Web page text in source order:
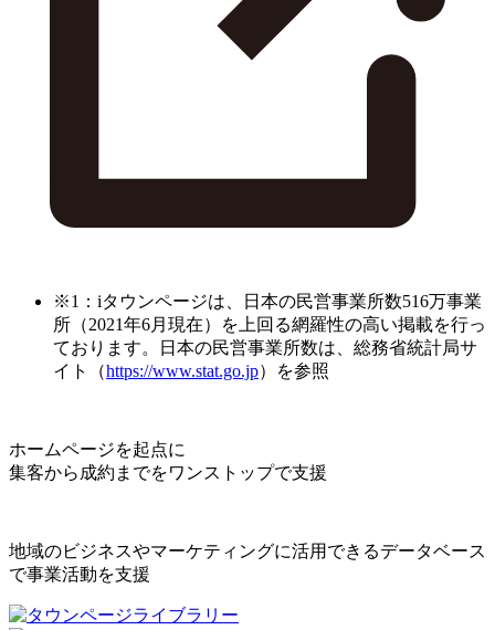
※1：iタウンページは、日本の民営事業所数516万事業
所（2021年6月現在）を上回る網羅性の高い掲載を行っ
ております。日本の民営事業所数は、総務省統計局サ
イト（https://www.stat.go.jp）を参照
ホームページを起点に
集客から成約までをワンストップで支援
地域のビジネスやマーケティングに活用できるデータベース
で事業活動を支援